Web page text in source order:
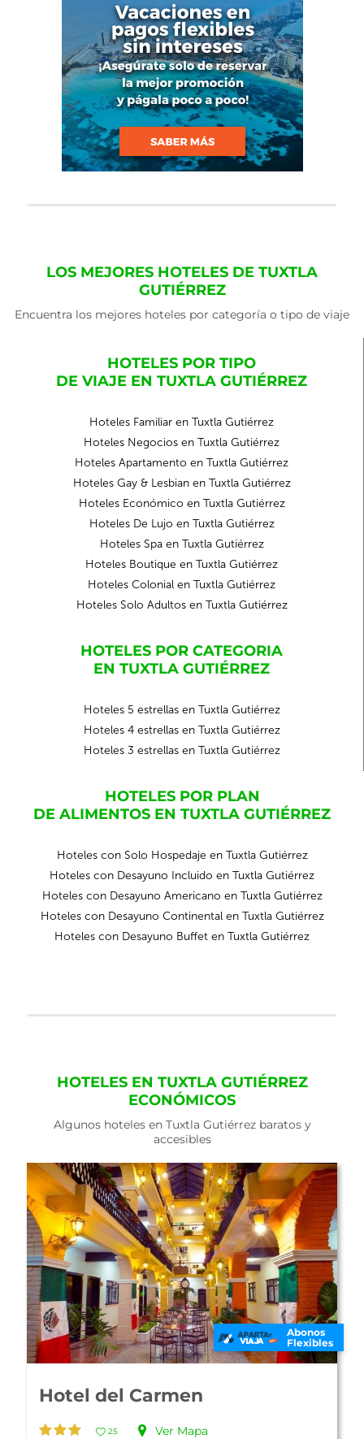
LOS MEJORES HOTELES DE TUXTLA
GUTIÉRREZ
Encuentra los mejores hoteles por categoría o tipo de viaje
HOTELES POR TIPO
DE VIAJE EN TUXTLA GUTIÉRREZ
Hoteles Familiar en Tuxtla Gutiérrez
Hoteles Negocios en Tuxtla Gutiérrez
Hoteles Apartamento en Tuxtla Gutiérrez
Hoteles Gay & Lesbian en Tuxtla Gutiérrez
Hoteles Económico en Tuxtla Gutiérrez
Hoteles De Lujo en Tuxtla Gutiérrez
Hoteles Spa en Tuxtla Gutiérrez
Hoteles Boutique en Tuxtla Gutiérrez
Hoteles Colonial en Tuxtla Gutiérrez
Hoteles Solo Adultos en Tuxtla Gutiérrez
HOTELES POR CATEGORIA
EN TUXTLA GUTIÉRREZ
Hoteles 5 estrellas en Tuxtla Gutiérrez
Hoteles 4 estrellas en Tuxtla Gutiérrez
Hoteles 3 estrellas en Tuxtla Gutiérrez
HOTELES POR PLAN
DE ALIMENTOS EN TUXTLA GUTIÉRREZ
Hoteles con Solo Hospedaje en Tuxtla Gutiérrez
Hoteles con Desayuno Incluido en Tuxtla Gutiérrez
Hoteles con Desayuno Americano en Tuxtla Gutiérrez
Hoteles con Desayuno Continental en Tuxtla Gutiérrez
Hoteles con Desayuno Buffet en Tuxtla Gutiérrez
HOTELES EN TUXTLA GUTIÉRREZ
ECONÓMICOS
Algunos hoteles en Tuxtla Gutiérrez baratos y
accesibles
En Oferta
Abonos
Flexibles
Hotel Marriott Tuxtla